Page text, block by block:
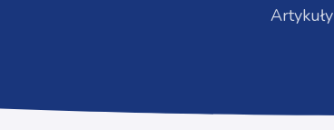
Artykuły